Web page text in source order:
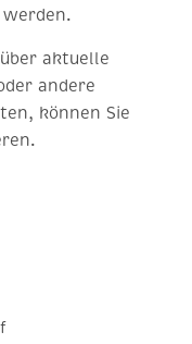
werden.
aktuelle
andere
können Sie